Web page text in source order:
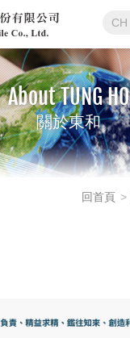
CH
About TUNG HO
關於東和
回首頁